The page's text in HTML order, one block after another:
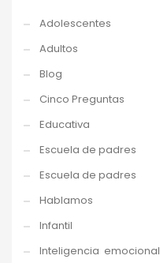
Adolescentes
Adultos
Blog
Cinco Preguntas
Educativa
Escuela de padres
Escuela de padres
Hablamos
Infantil
Inteligencia emocional